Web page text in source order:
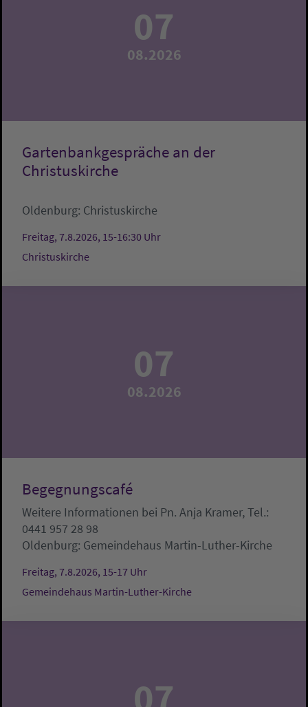
07
08.2026
Gartenbankgespräche an der
Christuskirche
Oldenburg: Christuskirche
Freitag, 7.8.2026, 15-16:30 Uhr
Christuskirche
07
08.2026
Begegnungscafé
Weitere Informationen bei Pn. Anja Kramer, Tel.:
0441 957 28 98
Oldenburg: Gemeindehaus Martin-Luther-Kirche
Freitag, 7.8.2026, 15-17 Uhr
Gemeindehaus Martin-Luther-Kirche
07